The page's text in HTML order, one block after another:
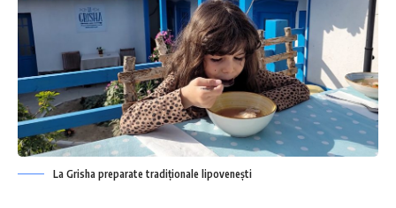
La Grisha preparate tradiționale lipovenești